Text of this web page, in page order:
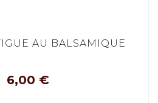
AU BALSAMIQUE
6,00 €